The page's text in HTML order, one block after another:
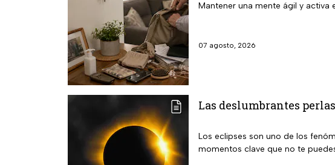
Mantener una mente ágil y activa
07 agosto, 2026
Las deslumbrantes
Los eclipses son uno de los
momentos clave que no te